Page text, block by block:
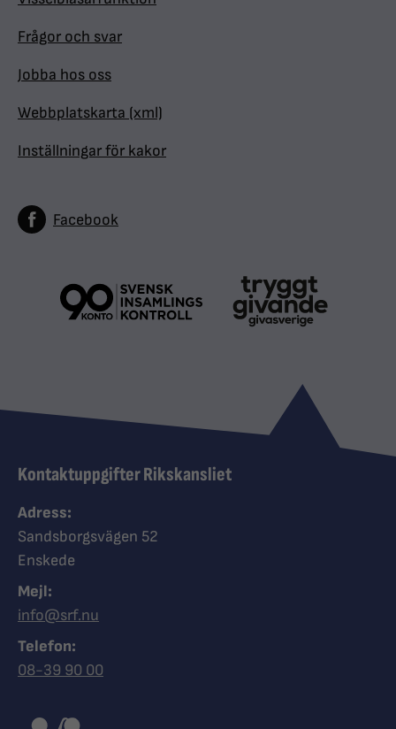
Frågor och svar
Jobba hos oss
Webbplatskarta (xml)
Inställningar för kakor
Facebook
Kontaktuppgifter Rikskansliet
Adress:
Sandsborgsvägen 52
Enskede
Mejl:
info@srf.nu
Telefon:
Ring Synskadades riksförbund
08-39 90 00